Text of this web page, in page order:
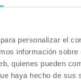
personalizar el
información
quienes pueden
haya hecho de sus
o un
mujer así?
fitness desde
alternos a la
como